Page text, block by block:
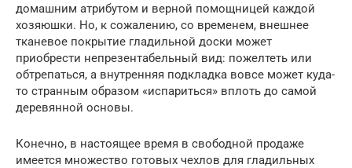
домашним атрибутом и верной помощницей каждой
хозяюшки. Но, к сожалению, со временем, внешнее
тканевое покрытие гладильной доски может
приобрести непрезентабельный вид: пожелтеть или
обтрепаться, а внутренняя подкладка вовсе может куда-
то странным образом «испариться» вплоть до самой
деревянной основы.
Конечно, в настоящее время в свободной продаже
имеется множество готовых чехлов для гладильных